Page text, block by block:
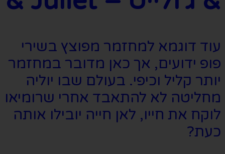
עוד דוגמא למחזמר מפוצץ בשירי
פופ ידועים, אך כאן מדובר במחזמר
יותר קליל וכיפי. בעולם שבו יוליה
מחליטה לא להתאבד אחרי שרומיאו
לוקח את חייו, לאן חייה יובילו אותה
כעת?